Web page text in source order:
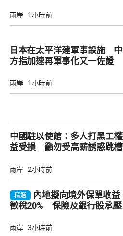
兩岸 1小時前
日本在太平洋建軍事設施 中
方指加速再軍事化又一佐證
兩岸 1小時前
中國駐以使館：多人打黑工權
益受損 籲勿受高薪誘惑跳槽
兩岸 2小時前
精選
內地擬向境外保單收益
徵稅20% 保險及銀行股承壓
兩岸 3小時前